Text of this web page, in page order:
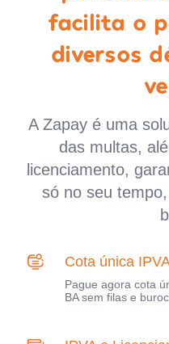
facilita o
diversos
A Zapay é uma
das multas,
licenciamento,
só no seu
Cota única
Pague agora cota
BA sem filas e